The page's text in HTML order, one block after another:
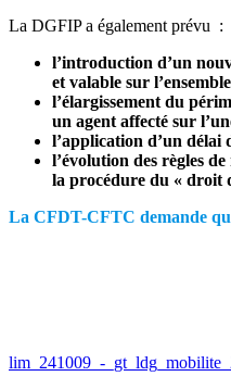
La DGFIP a également prévu :
l’introduction d’un
et valable sur
l’élargissement du
un agent affecté sur
l’application d’un délai
l’évolution des règles
la procédure du « droit
La CFDT-CFTC demande
lim_241009_-